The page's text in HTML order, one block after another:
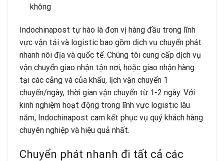
không
Indochinapost tự hào là đơn vị hàng đầu trong lĩnh
vực vận tải và logistic bao gồm dịch vụ chuyển phát
nhanh nôi địa và quốc tế. Chúng tôi cung cấp dịch vụ
vận chuyển giao nhận tận nơi, hoặc giao nhận hàng
tại các cảng và của khẩu, lịch vận chuyển 1
chuyến/ngày, thời gian vận chuyển từ 1-2 ngày. Với
kinh nghiệm hoạt động trong lĩnh vực logistic lâu
năm, Indochinapost cam kết phục vụ quý khách hàng
chuyên nghiệp và hiệu quả nhất.
Chuyển phát nhanh đi tất cả các